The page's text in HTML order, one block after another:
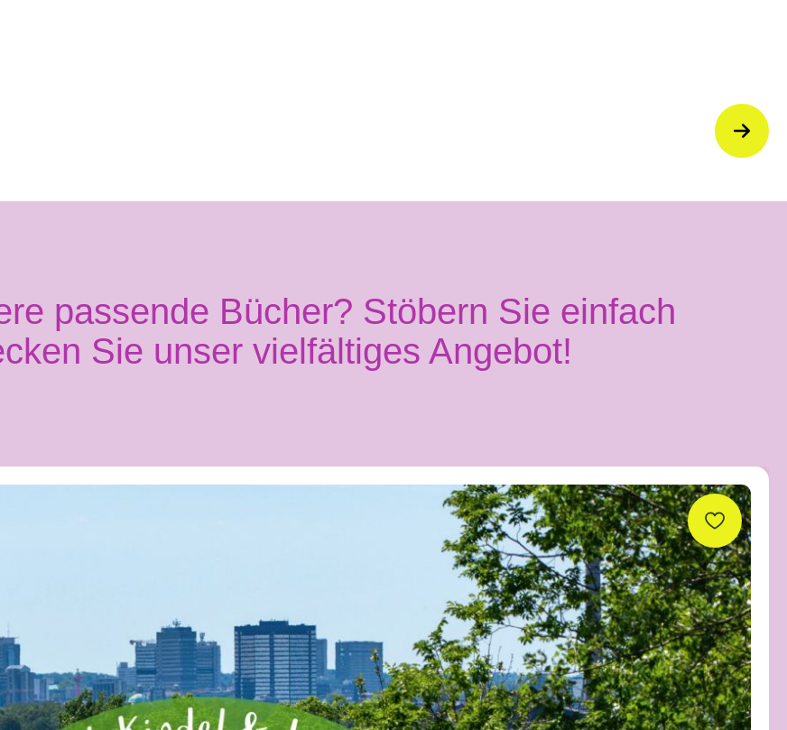
passende Bücher? Stöbern Sie einfach
Sie unser vielfältiges Angebot!